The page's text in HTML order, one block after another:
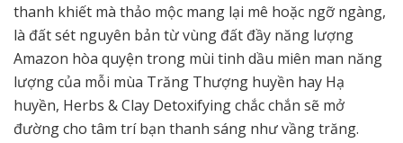
thanh khiết mà thảo mộc mang lại mê hoặc ngỡ ngàng,
là đất sét nguyên bản từ vùng đất đầy năng lượng
Amazon hòa quyện trong mùi tinh dầu miên man năng
lượng của mỗi mùa Trăng Thượng huyền hay Hạ
huyền, Herbs & Clay Detoxifying chắc chắn sẽ mở
đường cho tâm trí bạn thanh sáng như vầng trăng.